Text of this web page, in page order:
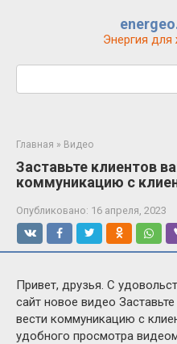
Энергия для
Поиск:
Главная » Видео
Заставьте клиентов
коммуникацию с
Опубликовано: 16 апреля, 2023
Привет, друзья. С
сайт новое видео
вести коммуникацию с
удобного просмотра